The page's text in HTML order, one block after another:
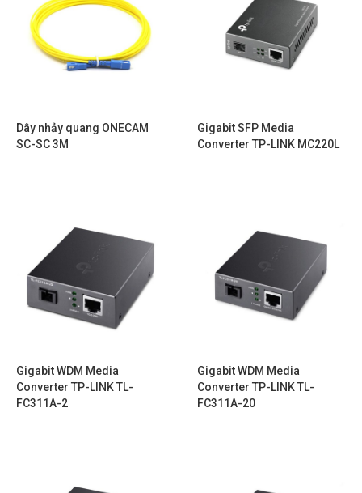
Dây nhảy quang ONECAM
SC-SC 3M
Gigabit SFP Media
Converter TP-LINK MC220L
Gigabit WDM Media
Converter TP-LINK TL-
FC311A-2
Gigabit WDM Media
Converter TP-LINK TL-
FC311A-20